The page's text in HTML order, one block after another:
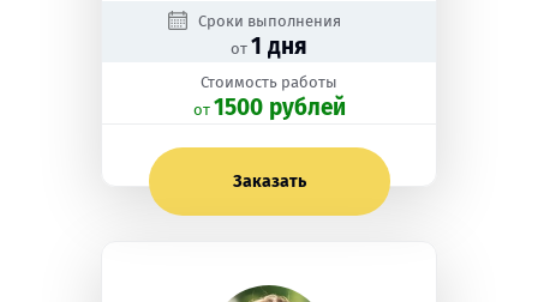
Сроки выполнения
от 1 дня
Стоимость работы
oт 1500 рублей
Заказать